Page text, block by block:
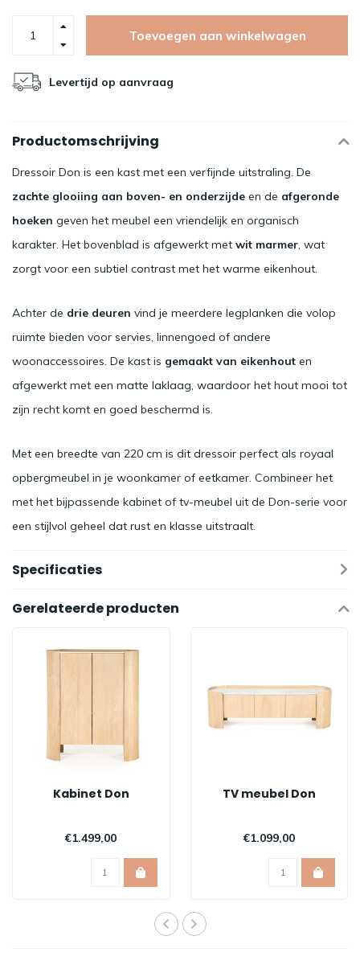
Toevoegen aan winkelwagen
Levertijd op aanvraag
Productomschrijving
Dressoir Don is een kast met een verfijnde uitstraling. De
zachte glooiing aan boven- en onderzijde en de afgeronde
hoeken geven het meubel een vriendelijk en organisch
karakter. Het bovenblad is afgewerkt met wit marmer, wat
zorgt voor een subtiel contrast met het warme eikenhout.
Achter de drie deuren vind je meerdere legplanken die volop
ruimte bieden voor servies, linnengoed of andere
woonaccessoires. De kast is gemaakt van eikenhout en
afgewerkt met een matte laklaag, waardoor het hout mooi tot
zijn recht komt en goed beschermd is.
Met een breedte van 220 cm is dit dressoir perfect als royaal
opbergmeubel in je woonkamer of eetkamer. Combineer het
met het bijpassende kabinet of tv-meubel uit de Don-serie voor
een stijlvol geheel dat rust en klasse uitstraalt.
Specificaties
Gerelateerde producten
Kabinet Don
€1.499,00
TV meubel Don
€1.099,00